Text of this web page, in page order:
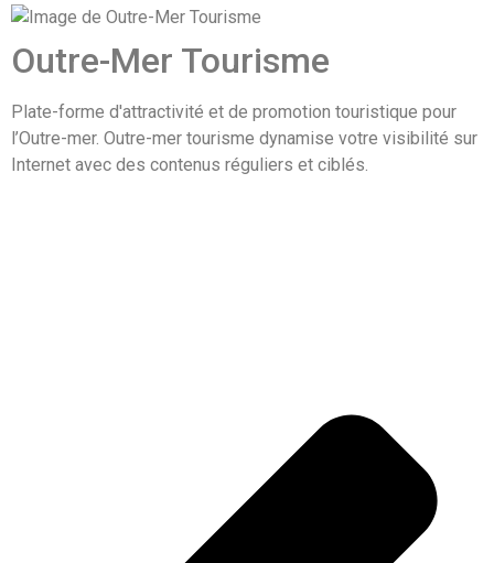
Outre-Mer Tourisme
Plate-forme d'attractivité et de promotion touristique pour
l’Outre-mer. Outre-mer tourisme dynamise votre visibilité sur
Internet avec des contenus réguliers et ciblés.